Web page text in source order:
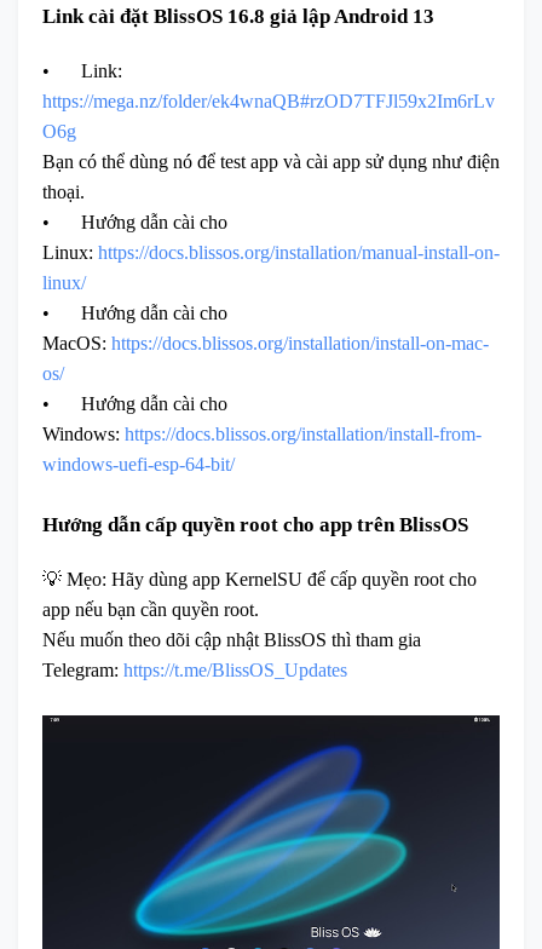
Link cài đặt BlissOS 16.8 giả lập Android 13
•
Link:
https://mega.nz/folder/ek4wnaQB#rzOD7TFJl59x2Im6rLv
O6g
Bạn có thể dùng nó để test app và cài app sử dụng như điện
thoại.
•
Hướng dẫn cài cho
Linux: https://docs.blissos.org/installation/manual-install-on-
linux/
•
Hướng dẫn cài cho
MacOS: https://docs.blissos.org/installation/install-on-mac-
os/
•
Hướng dẫn cài cho
Windows: https://docs.blissos.org/installation/install-from-
windows-uefi-esp-64-bit/
Hướng dẫn cấp quyền root cho app trên BlissOS
💡 Mẹo: Hãy dùng app KernelSU để cấp quyền root cho
app nếu bạn cần quyền root.
Nếu muốn theo dõi cập nhật BlissOS thì tham gia
Telegram: https://t.me/BlissOS_Updates